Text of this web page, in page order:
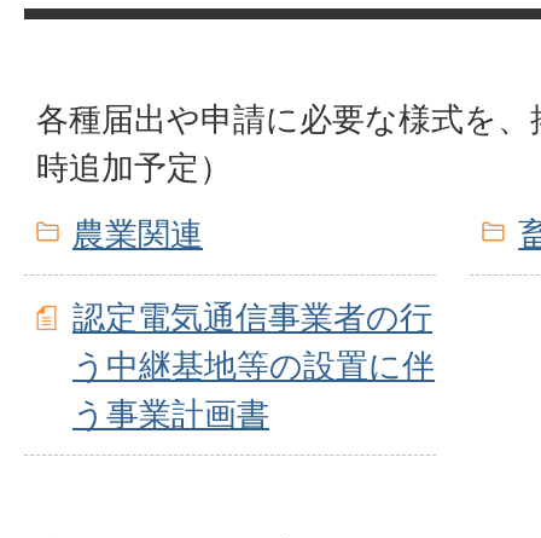
各種届出や申請に必要な様式を
時追加予定）
農業関連
認定電気通信事業者の行
う中継基地等の設置に伴
う事業計画書